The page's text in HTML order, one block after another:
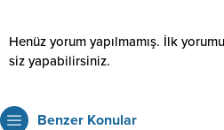
Henüz yorum yapılmamış. İlk
siz yapabilirsiniz.
Benzer Konular